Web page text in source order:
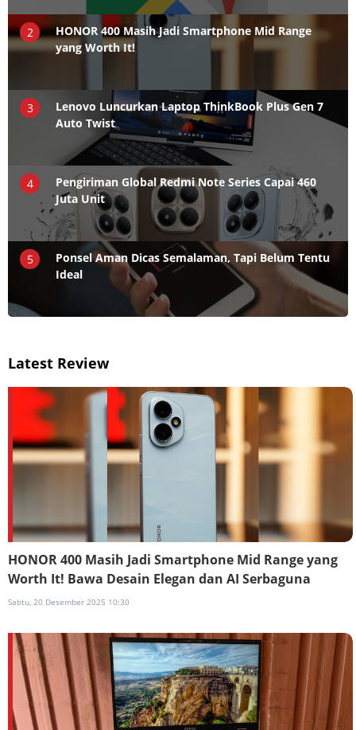
2
HONOR 400 Masih Jadi Smartphone Mid Range
yang Worth It!
3
Lenovo Luncurkan Laptop ThinkBook Plus Gen 7
Auto Twist
4
Pengiriman Global Redmi Note Series Capai 460
Juta Unit
5
Ponsel Aman Dicas Semalaman, Tapi Belum Tentu
Ideal
Latest Review
HONOR 400 Masih Jadi Smartphone Mid Range yang
Worth It! Bawa Desain Elegan dan AI Serbaguna
Sabtu, 20 Desember 2025 10:30